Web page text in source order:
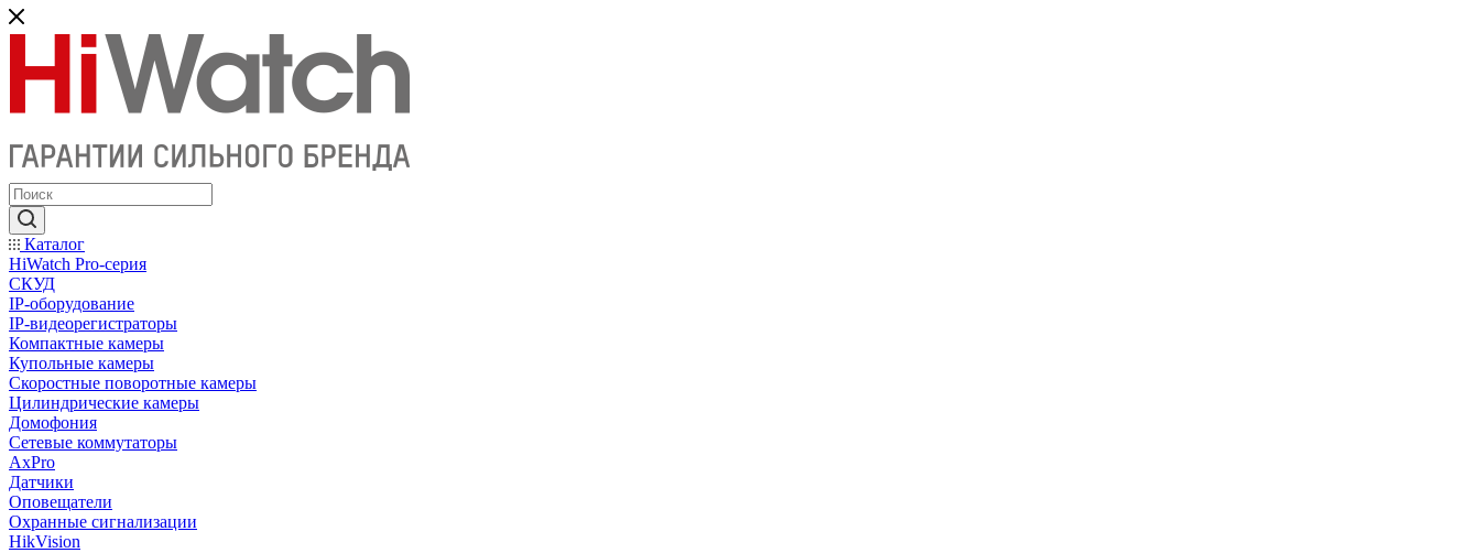
Каталог
HiWatch Pro-серия
CКУД
IP-оборудование
IP-видеорегистраторы
Компактные камеры
Купольные камеры
Скоростные поворотные камеры
Цилиндрические камеры
Домофония
Сетевые коммутаторы
AxPro
Датчики
Оповещатели
Охранные сигнализации
HikVision